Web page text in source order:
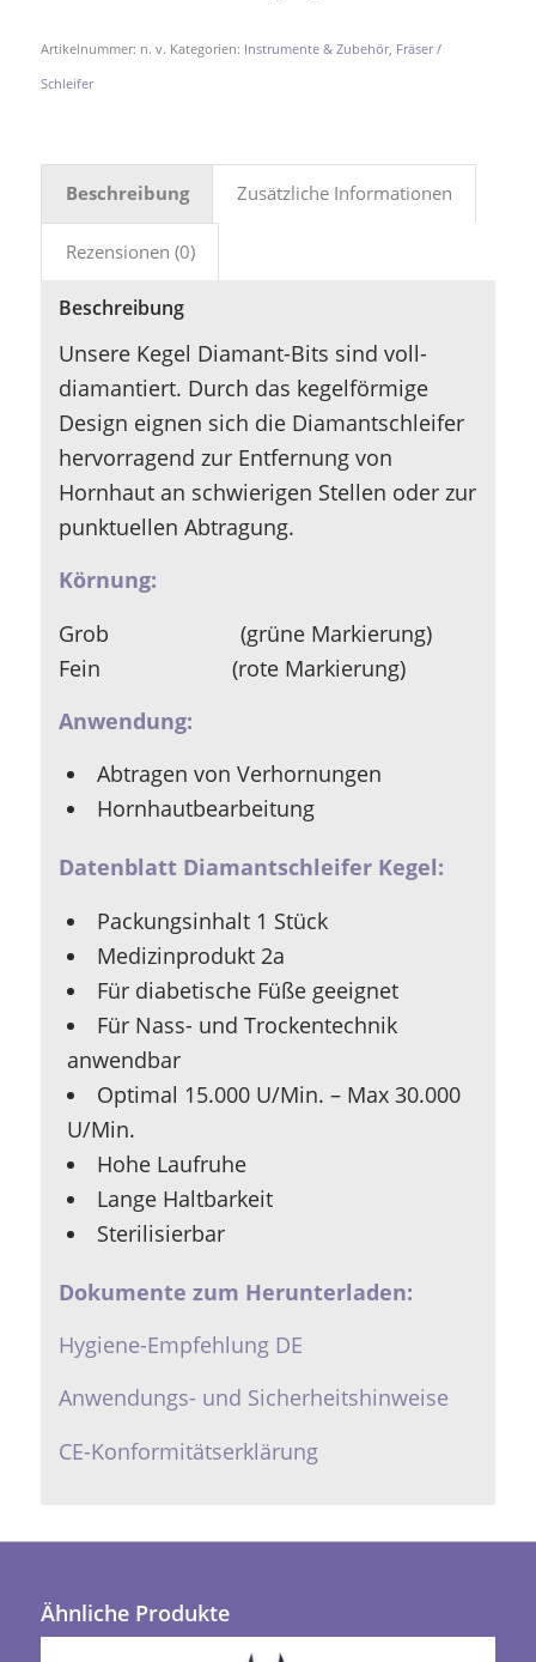
Artikelnummer: n. v. Kategorien: Instrumente & Zubehör, Fräser /
Schleifer
Beschreibung Zusätzliche Informationen
Rezensionen (0)
Beschreibung
Unsere Kegel Diamant-Bits sind voll-
diamantiert. Durch das kegelförmige
Design eignen sich die Diamantschleifer
hervorragend zur Entfernung von
Hornhaut an schwierigen Stellen oder zur
punktuellen Abtragung.
Körnung:
Grob (grüne Markierung)
Fein (rote Markierung)
Anwendung:
Abtragen von Verhornungen
Hornhautbearbeitung
Datenblatt Diamantschleifer Kegel:
Packungsinhalt 1 Stück
Medizinprodukt 2a
Für diabetische Füße geeignet
Für Nass- und Trockentechnik
anwendbar
Optimal 15.000 U/Min. – Max 30.000
U/Min.
Hohe Laufruhe
Lange Haltbarkeit
Sterilisierbar
Dokumente zum Herunterladen:
Hygiene-Empfehlung DE
Anwendungs- und Sicherheitshinweise
CE-Konformitätserklärung
Ähnliche Produkte